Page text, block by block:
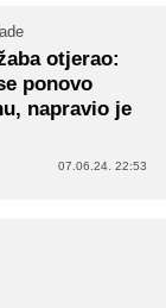
otjerao:
ponovo
napravio je
07.06.24. 22:53